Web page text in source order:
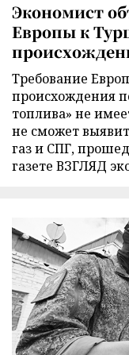
Экономист
Европы к
Требование
происхождения
топлива» не
не сможет
газ и СПГ,
газете ВЗГЛЯД